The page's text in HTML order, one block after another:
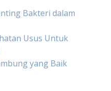
Bakteri dalam
Usus Untuk
yang Baik